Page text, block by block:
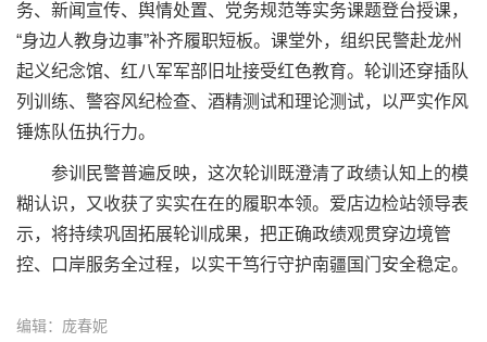
务、新闻宣传、舆情处置、党务规范等实务课题登台授课，
“身边人教身边事”补齐履职短板。课堂外，组织民警赴龙州
起义纪念馆、红八军军部旧址接受红色教育。轮训还穿插队
列训练、警容风纪检查、酒精测试和理论测试，以严实作风
锤炼队伍执行力。
参训民警普遍反映，这次轮训既澄清了政绩认知上的模
糊认识，又收获了实实在在的履职本领。爱店边检站领导表
示，将持续巩固拓展轮训成果，把正确政绩观贯穿边境管
控、口岸服务全过程，以实干笃行守护南疆国门安全稳定。
编辑：庞春妮